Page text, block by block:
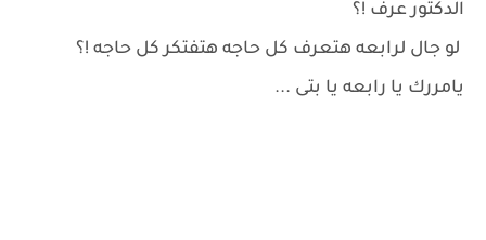
الدكتور عرف !؟
لو جال لرابعه هتعرف كل حاجه هتفتكر كل حاجه !؟
يامررك يا رابعه يا بتى ...